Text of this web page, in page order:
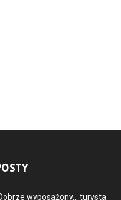
wyposażony… turysta